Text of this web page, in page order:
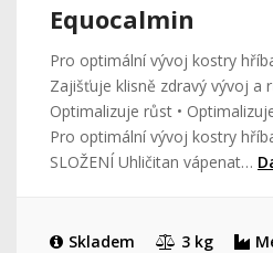
Equocalmin
Pro optimální vývoj kostry
Zajišťuje klisně zdravý vývoj a
Optimalizuje růst •
Pro optimální vývoj kostry
SLOŽENÍ Uhličitan vápenat…
Skladem 3 kg